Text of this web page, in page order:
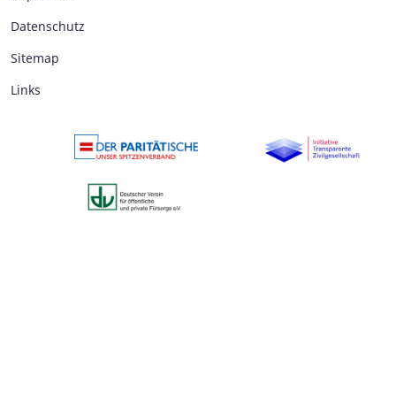
Datenschutz
Sitemap
Links